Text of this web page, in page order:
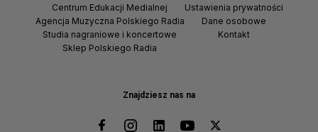
Znajdziesz nas na
Centrum Edukacji Medialnej
Agencja Muzyczna Polskiego Radia
Studia nagraniowe i koncertowe
Sklep Polskiego Radia
Ustawienia prywatności
Dane osobowe
Kontakt